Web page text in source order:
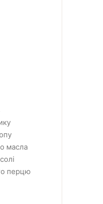
масла
перцю